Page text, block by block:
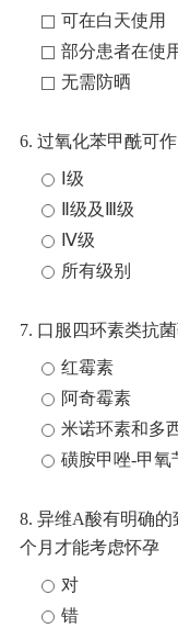
可在白天使用
部分患者在使
无需防晒
6. 过氧化苯甲酰可
Ⅰ级
Ⅱ级及Ⅲ级
Ⅳ级
所有级别
7. 口服四环素类抗
红霉素
阿奇霉素
米诺环素和多
磺胺甲唑‑甲氧
8. 异维A酸有明确
个月才能考虑怀孕
对
错